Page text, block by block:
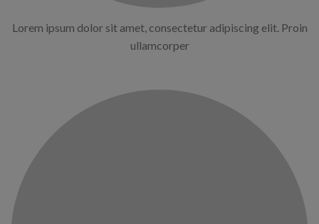
Lorem ipsum dolor sit amet, consectetur adipiscing elit. Proin
ullamcorper